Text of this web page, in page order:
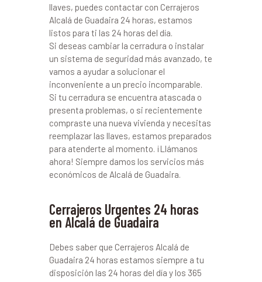
llaves, puedes contactar con Cerrajeros
Alcalá de Guadaira 24 horas, estamos
listos para ti las 24 horas del día.
Si deseas cambiar la cerradura o instalar
un sistema de seguridad más avanzado, te
vamos a ayudar a solucionar el
inconveniente a un precio incomparable.
Si tu cerradura se encuentra atascada o
presenta problemas, o si recientemente
compraste una nueva vivienda y necesitas
reemplazar las llaves, estamos preparados
para atenderte al momento. ¡Llámanos
ahora! Siempre damos los servicios más
económicos de Alcalá de Guadaira.
Cerrajeros Urgentes 24 horas
en Alcalá de Guadaira
Debes saber que Cerrajeros Alcalá de
Guadaira 24 horas estamos siempre a tu
disposición las 24 horas del día y los 365